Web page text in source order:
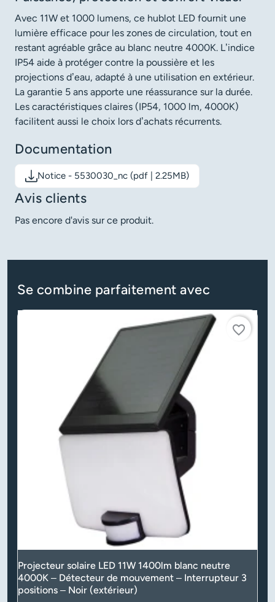
Avec 11W et 1000 lumens, ce hublot LED fournit une
lumière efficace pour les zones de circulation, tout en
restant agréable grâce au blanc neutre 4000K. L’indice
IP54 aide à protéger contre la poussière et les
projections d’eau, adapté à une utilisation en extérieur.
La garantie 5 ans apporte une réassurance sur la durée.
Les caractéristiques claires (IP54, 1000 lm, 4000K)
facilitent aussi le choix lors d’achats récurrents.
Documentation
Notice - 5530030_nc (pdf | 2.25MB)
Télécharger le document: Notice - 5530030_nc
Avis clients
Pas encore d'avis sur ce produit.
Se combine parfaitement avec
favorite_border
Projecteur solaire LED 11W 1400lm blanc neutre
4000K – Détecteur de mouvement – Interrupteur 3
positions – Noir (extérieur)